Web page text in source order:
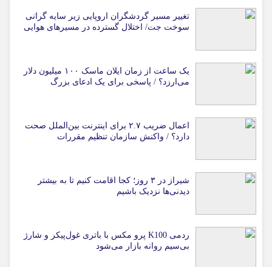
تغییر مسیر گردشگران اروپایی زیر سایه گرانی
سوخت جت/ اختلال گسترده در مسیرهای هوایی
یک ساعت از زمان ایلان ماسک ۱۰۰ میلیون دلار
می‌ارزد؟ / پاسخی برای یک ادعای بزرگ
اعمال ضریب ۲.۷ برای اینترنت بین‌الملل صحت
دارد؟ / واکنش سازمان تنظیم مقررات
شیراز در ۳ روز؛ کجا اقامت کنیم تا به بیشتر
دیدنی‌ها نزدیک باشیم
ردمی K100 پرو مکس با باتری غول‌پیکر و شارژ
بی‌سیم روانه بازار می‌شود